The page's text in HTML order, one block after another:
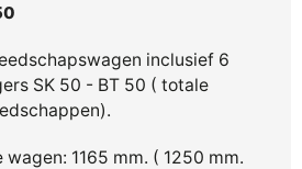
inclusief 6
SK 50 - BT 50 ( totale
1165 mm. ( 1250 mm.